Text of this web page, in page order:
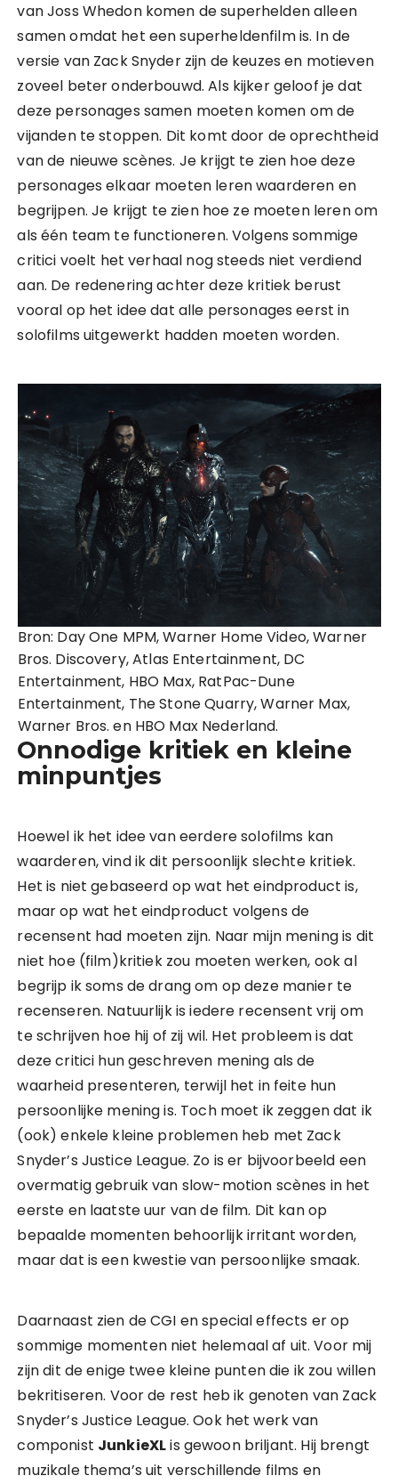
van Joss Whedon komen de superhelden alleen
samen omdat het een superheldenfilm is. In de
versie van Zack Snyder zijn de keuzes en motieven
zoveel beter onderbouwd. Als kijker geloof je dat
deze personages samen moeten komen om de
vijanden te stoppen. Dit komt door de oprechtheid
van de nieuwe scènes. Je krijgt te zien hoe deze
personages elkaar moeten leren waarderen en
begrijpen. Je krijgt te zien hoe ze moeten leren om
als één team te functioneren. Volgens sommige
critici voelt het verhaal nog steeds niet verdiend
aan. De redenering achter deze kritiek berust
vooral op het idee dat alle personages eerst in
solofilms uitgewerkt hadden moeten worden.
Bron: Day One MPM, Warner Home Video, Warner
Bros. Discovery, Atlas Entertainment, DC
Entertainment, HBO Max, RatPac-Dune
Entertainment, The Stone Quarry, Warner Max,
Warner Bros. en HBO Max Nederland.
Onnodige kritiek en kleine
minpuntjes
Hoewel ik het idee van eerdere solofilms kan
waarderen, vind ik dit persoonlijk slechte kritiek.
Het is niet gebaseerd op wat het eindproduct is,
maar op wat het eindproduct volgens de
recensent had moeten zijn. Naar mijn mening is dit
niet hoe (film)kritiek zou moeten werken, ook al
begrijp ik soms de drang om op deze manier te
recenseren. Natuurlijk is iedere recensent vrij om
te schrijven hoe hij of zij wil. Het probleem is dat
deze critici hun geschreven mening als de
waarheid presenteren, terwijl het in feite hun
persoonlijke mening is. Toch moet ik zeggen dat ik
(ook) enkele kleine problemen heb met Zack
Snyder’s Justice League. Zo is er bijvoorbeeld een
overmatig gebruik van slow-motion scènes in het
eerste en laatste uur van de film. Dit kan op
bepaalde momenten behoorlijk irritant worden,
maar dat is een kwestie van persoonlijke smaak.
Daarnaast zien de CGI en special effects er op
sommige momenten niet helemaal af uit. Voor mij
zijn dit de enige twee kleine punten die ik zou willen
bekritiseren. Voor de rest heb ik genoten van Zack
Snyder’s Justice League. Ook het werk van
componist JunkieXLis gewoon briljant. Hij brengt
muzikale thema’s uit verschillende films en